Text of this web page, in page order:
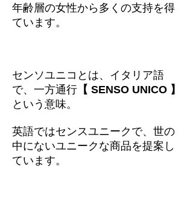
年齢層の女性から多くの支持を得
ています。
センソユニコとは、イタリア語
で、一方通行 【 SENSO UNICO 】
という意味。
英語ではセンスユニークで、世の
中にないユニークな商品を提案し
ています。